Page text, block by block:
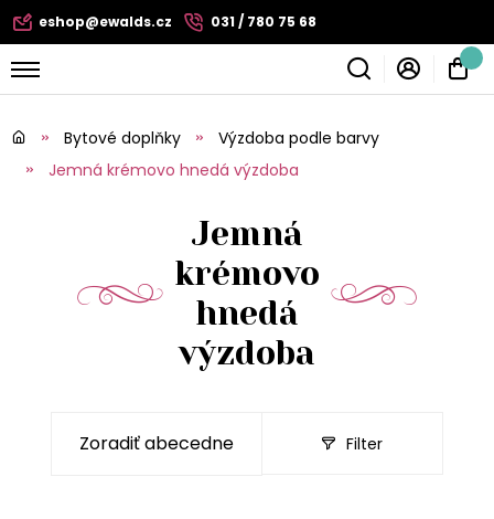
eshop@ewalds.cz 031 / 780 75 68
Bytové doplňky
Výzdoba podle barvy
Jemná krémovo hnedá výzdoba
Jemná
krémovo
hnedá
výzdoba
Filter